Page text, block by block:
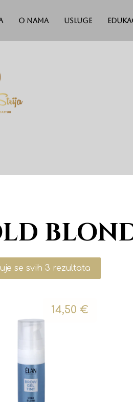
O nama Usluge
se svih 3 rezultata
14,50€